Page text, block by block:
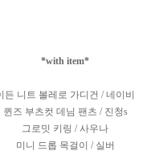
*with item*
든 니트 볼레로 가디건 / 네이비
퀸즈 부츠컷 데님 팬츠 / 진청s
그로밋 키링 / 사우나
미니 드롭 목걸이 / 실버